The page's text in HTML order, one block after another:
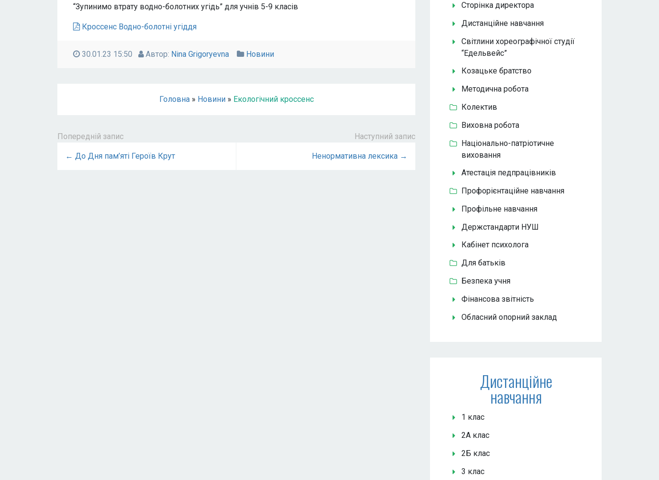
“Зупинимо втрату водно-болотних угідь” для учнів 5-9 класів
Кроссенс Водно-болотні угіддя
30.01.23 15:50 Автор: Nina Grigoryevna Новини
Головна» Новини» Екологічний кроссенс
Попередній запис Наступний запис
← До Дня пам’яті Героїв Крут Ненормативна лексика →
Сторінка директора
Дистанційне навчання
Світлини хореографічної студії
“Едельвейс”
Козацьке братство
Методична робота
Колектив
Виховна робота
Національно-патріотичне
виховання
Атестація педпрацівників
Профорієнтаційне навчання
Профільне навчання
Держстандарти НУШ
Кабінет психолога
Для батьків
Безпека учня
Фінансова звітність
Обласний опорний заклад
Дистанційне
навчання
1 клас
2А клас
2Б клас
3 клас